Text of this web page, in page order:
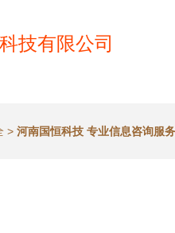
技有限公司
> 河南国恒科技 专业信息咨询服